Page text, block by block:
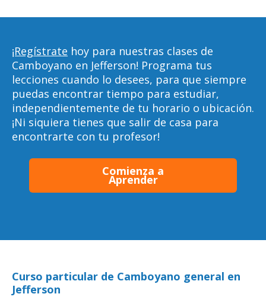
¡Regístrate hoy para nuestras clases de
Camboyano en Jefferson! Programa tus
lecciones cuando lo desees, para que siempre
puedas encontrar tiempo para estudiar,
independientemente de tu horario o ubicación.
¡Ni siquiera tienes que salir de casa para
encontrarte con tu profesor!
Comienza a
Aprender
Curso particular de Camboyano general en
Jefferson